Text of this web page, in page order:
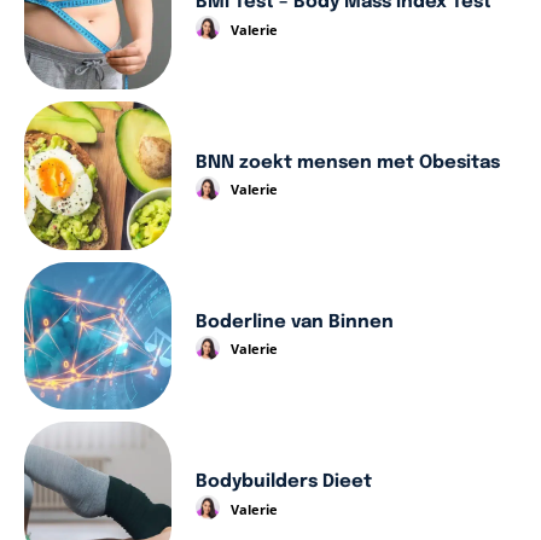
Valerie
BNN zoekt mensen met Obesitas
Valerie
Boderline van Binnen
Valerie
Bodybuilders Dieet
Valerie